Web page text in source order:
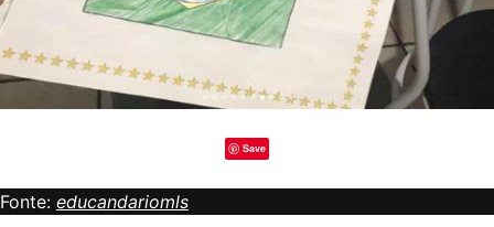
Save
Fonte: educandariomls